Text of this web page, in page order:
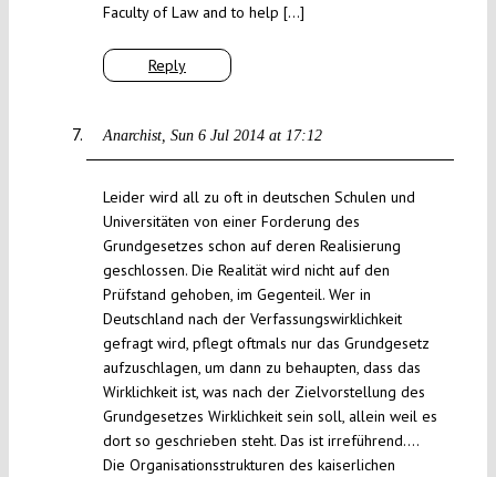
Reply
Faculty of Law and to help […]
Anarchist Sun 6 Jul 2014 at 17:12
Leider wird all zu oft in deutschen Schulen und
Universitäten von einer Forderung des
Grundgesetzes schon auf deren Realisierung
geschlossen. Die Realität wird nicht auf den
Prüfstand gehoben, im Gegenteil. Wer in
Deutschland nach der Verfassungswirklichkeit
gefragt wird, pflegt oftmals nur das Grundgesetz
aufzuschlagen, um dann zu behaupten, dass das
Wirklichkeit ist, was nach der Zielvorstellung des
Grundgesetzes Wirklichkeit sein soll, allein weil es
dort so geschrieben steht. Das ist irreführend….
Die Organisationsstrukturen des kaiserlichen